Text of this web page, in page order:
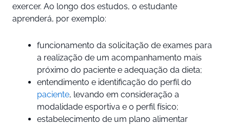
exercer. Ao longo dos estudos, o estudante
aprenderá, por exemplo:
funcionamento da solicitação de exames para
a realização de um acompanhamento mais
próximo do paciente e adequação da dieta;
entendimento e identificação do perfil do
paciente, levando em consideração a
modalidade esportiva e o perfil físico;
estabelecimento de um plano alimentar